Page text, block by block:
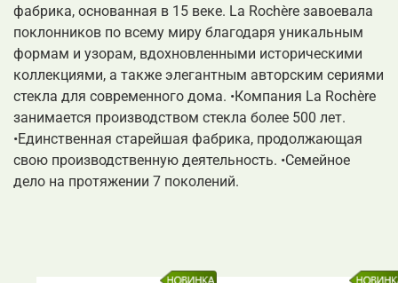
фабрика, основанная в 15 веке. La Rochère завоевала
поклонников по всему миру благодаря уникальным
формам и узорам, вдохновленными историческими
коллекциями, а также элегантным авторским сериями
стекла для современного дома. •Компания La Rochère
занимается производством стекла более 500 лет.
•Единственная старейшая фабрика, продолжающая
свою производственную деятельность. •Семейное
дело на протяжении 7 поколений.